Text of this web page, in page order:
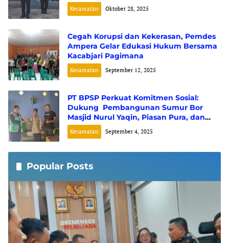
Kecamatan Oktober 28, 2025
Cegah Korupsi dan Kekerasan, Pemdes
Ampera Gelar Edukasi Hukum Bersama
Kacabjari Pagimana
Kecamatan September 12, 2025
PT BPSP Perkuat Komitmen Sosial:
Dukung Pembangunan Sumur Bor
Masjid Nurul Yaqin, Piasan Pura, dan
Perayaan Maulid Nabi di Desa Siuna
Kecamatan September 4, 2025
Popular Posts